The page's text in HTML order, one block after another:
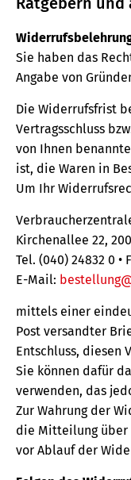
Sie haben das
Angabe von
Die Widerrufsfrist
Vertragsschluss
von Ihnen
ist, die Waren in
Um Ihr
Kirchenallee 22,
Tel. (040) 24832 0 •
E-Mail:
mittels einer
Post versandter
Entschluss, diesen
Sie können dafür
verwenden, das
Zur Wahrung der
die Mitteilung über
vor Ablauf der